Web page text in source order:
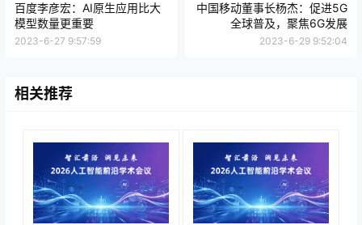
百度李彦宏：AI原生应用比大
模型数量更重要
2023-6-27 9:57:59
中国移动董事长杨杰：促进5G
全球普及，聚焦6G发展
2023-6-29 9:52:04
相关推荐